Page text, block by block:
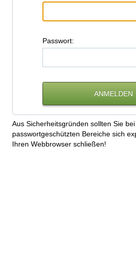
Passwort:
Aus Sicherheitsgründen sollten Sie
passwortgeschützten Bereiche sich
Ihren Webbrowser schließen!